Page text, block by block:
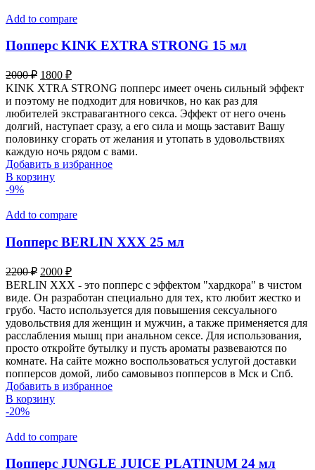
Add to compare
Попперс KINK EXTRA STRONG 15 мл
2000₽ Первоначальная
цена
составляла
2000 ₽.
1800 ₽Текущая
цена:
1800 ₽.
KINK XTRA STRONG попперс имеет очень сильный эффект
и поэтому не подходит для новичков, но как раз для
любителей экстравагантного секса. Эффект от него очень
долгий, наступает сразу, а его сила и мощь заставит Вашу
половинку сгорать от желания и утопать в удовольствиях
каждую ночь рядом с вами.
Добавить в избранное
В корзину
-9%
Add to compare
Попперс BERLIN XXX 25 мл
2200₽ Первоначальная
цена
составляла
2200 ₽.
2000 ₽Текущая
цена:
2000 ₽.
BERLIN XXX - это попперс с эффектом "хардкора" в чистом
виде. Он разработан специально для тех, кто любит жестко и
грубо. Часто используется для повышения сексуального
удовольствия для женщин и мужчин, а также применяется для
расслабления мышц при анальном сексе. Для использования,
просто откройте бутылку и пусть ароматы развеваются по
комнате. На сайте можно воспользоваться услугой доставки
попперсов домой, либо самовывоз попперсов в Мск и Спб.
Добавить в избранное
В корзину
-20%
Add to compare
Попперс JUNGLE JUICE PLATINUM 24 мл